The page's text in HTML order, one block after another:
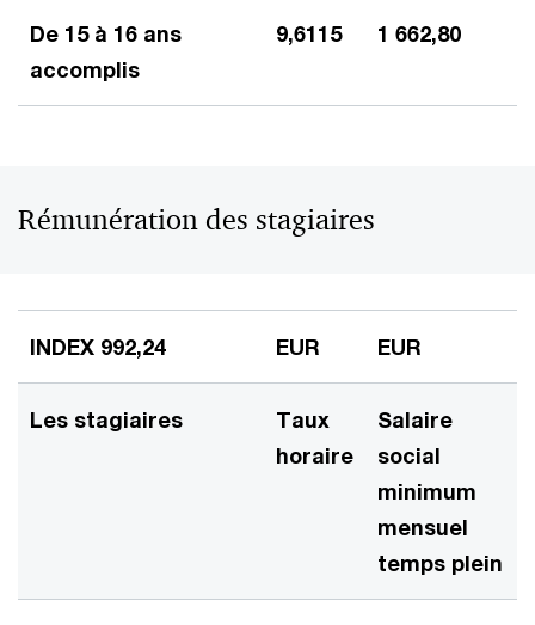
De 15 à 16 ans
accomplis
9,6115 1 662,80
Rémunération des stagiaires
INDEX 992,24 EUR EUR
Les stagiaires
Taux
horaire
Salaire
social
minimum
mensuel
temps plein